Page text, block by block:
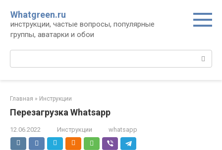
контенту
Whatgreen.ru
инструкции, частые вопросы, популярные
группы, аватарки и обои
Поиск:
Главная » Инструкции
Перезагрузка Whatsapp
12.06.2022 Инструкции whatsapp